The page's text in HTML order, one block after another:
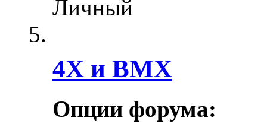
Личный
4X и BMX
Опции форума: